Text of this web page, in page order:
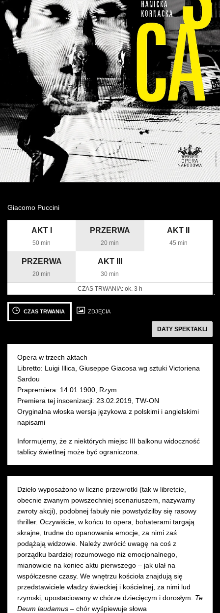
Wynajem kostiumów
Wynajem rekwizytów
Fundusze unijne
Dotacje celowe
Giacomo Puccini
AKT I
50 min
PRZERWA
20 min
AKT II
45 min
PRZERWA
20 min
AKT III
30 min
CZAS TRWANIA: ok. 3 h
zdjęcie: proj.
graf.
Żebrowski
zdjęcie: fot.
następny
5 LISTOPADA 2020
czwartek 19:00
Sala Moniuszki
SPEKTAKL ODWOŁANY
Sala Moniuszki
SPEKTAKL ODWOŁANY
następny
DATY SPEKTAKLI
CZAS TRWANIA ZDJĘCIA
Opera w trzech aktach
Libretto: Luigi Illica, Giuseppe Giacosa wg sztuki Victoriena
Sardou
Prapremiera: 14.01.1900, Rzym
Premiera tej inscenizacji: 23.02.2019, TW-ON
Oryginalna włoska wersja językowa z polskimi i angielskimi
napisami
Informujemy, że z niektórych miejsc III balkonu widoczność
tablicy świetlnej może być ograniczona.
Dzieło wyposażono w liczne przewrotki (tak w libretcie,
obecnie zwanym powszechniej scenariuszem, nazywamy
zwroty akcji), podobnej fabuły nie powstydziłby się rasowy
thriller. Oczywiście, w końcu to opera, bohaterami targają
skrajne, trudne do opanowania emocje, za nimi zaś
podążają widzowie. Należy zwrócić uwagę na coś z
porządku bardziej rozumowego niż emocjonalnego,
mianowicie na koniec aktu pierwszego – jak ulał na
współczesne czasy. We wnętrzu kościoła znajdują się
przedstawiciele władzy świeckiej i kościelnej, za nimi lud
rzymski, upostaciowany w chórze dziecięcym i dorosłym. Te
Deum laudamus – chór wyśpiewuje słowa